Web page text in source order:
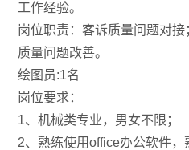
工作经验。
岗位职责：客诉质量问题对
质量问题改善。
绘图员:1名
岗位要求：
1、机械类专业，男女不限；
2、熟练使用office办公软件